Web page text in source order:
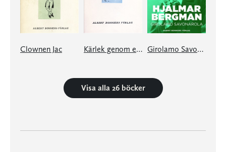
Clownen Jac Kärlek genom ett fönster och andra berättelser Girolamo Savonarola
Visa alla 26 böcker